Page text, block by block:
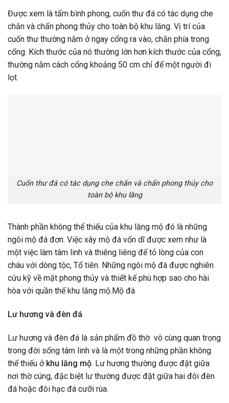
Được xem là tấm bình phong, cuốn thư đá có tác dụng che
chắn và chấn phong thủy cho toàn bộ khu lăng. Vị trí của
cuốn thư thường nằm ở ngay cổng ra vào, chắn phía trong
cổng. Kích thước của nó thường lớn hơn kích thước của cổng,
thường nằm cách cổng khoảng 50 cm chỉ để một người đi
lọt.
Cuốn thư đá có tác dụng che chắn và chấn phong thủy cho
toàn bộ khu lăng
Thành phần không thể thiếu của khu lăng mộ đó là những
ngôi mộ đá đơn. Việc xây mộ đá vốn dĩ được xem như là
một việc làm tâm linh và thiêng liêng để tỏ lòng của con
cháu với dòng tộc, Tổ tiên. Những ngôi mộ đá được nghiên
cứu kỹ về mặt phong thủy và thiết kế phù hợp sao cho hài
hòa với quần thể khu lăng mộ.Mộ đá
Lư hương và đèn đá
Lư hương và đèn đá là sản phẩm đồ thờ vô cùng quan trọng
trong đời sống tâm linh và là một trong những phần không
thể thiếu ở khu lăng mộ. Lư hương thường được đặt giữa
nơi thờ cúng, đặc biệt lư thường được đặt giữa hai đôi đèn
đá hoặc đôi hạc đá cưỡi rùa.